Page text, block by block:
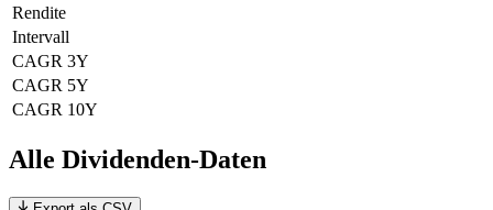
Rendite
Intervall
CAGR 3Y
CAGR 5Y
CAGR 10Y
Alle Dividenden-Daten